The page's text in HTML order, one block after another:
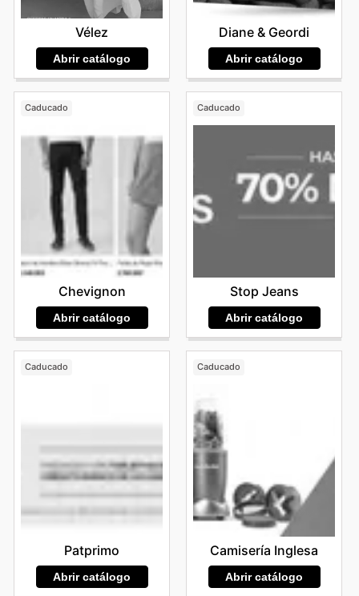
Vélez
Abrir catálogo
Diane & Geordi
Abrir catálogo
Caducado
Chevignon
Abrir catálogo
Caducado
Stop Jeans
Abrir catálogo
Caducado
Patprimo
Abrir catálogo
Caducado
Camisería Inglesa
Abrir catálogo